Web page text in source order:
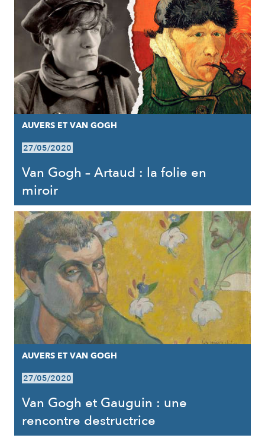
AUVERS ET VAN GOGH
27/05/2020
Van Gogh – Artaud : la folie en
miroir
AUVERS ET VAN GOGH
27/05/2020
Van Gogh et Gauguin : une
rencontre destructrice